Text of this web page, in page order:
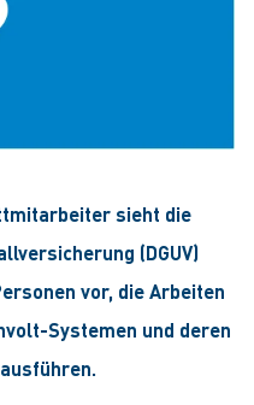
sieht die
(DGUV)
vor, die Arbeiten
Systemen und deren